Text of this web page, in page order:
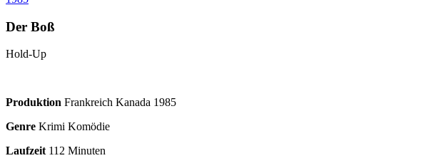
Der Boß
Hold-Up
Produktion Frankreich Kanada 1985
Genre Krimi Komödie
Laufzeit112 Minuten